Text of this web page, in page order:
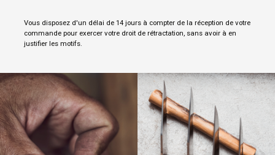
Vous disposez d'un délai de 14 jours à compter de la réception de votre
commande pour exercer votre droit de rétractation, sans avoir à en
justifier les motifs.